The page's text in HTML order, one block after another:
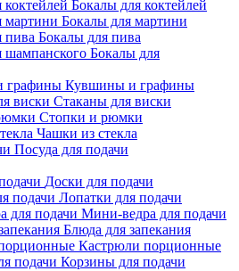
Бокалы для коктейлей
Бокалы для мартини
Бокалы для пива
Бокалы для
Кувшины и графины
Стаканы для виски
Стопки и рюмки
Чашки из стекла
Посуда для подачи
Доски для подачи
Лопатки для подачи
Мини-ведра для подачи
Блюда для запекания
Кастрюли порционные
Корзины для подачи